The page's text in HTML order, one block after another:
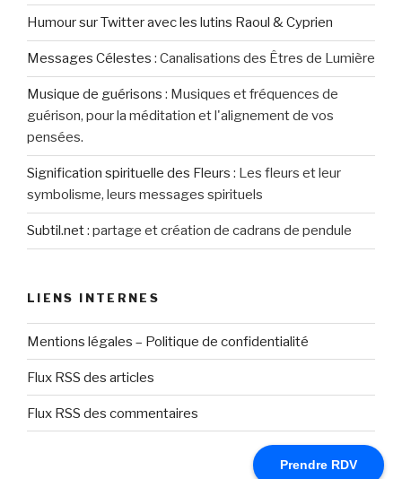
Prendre RDV
Humour sur Twitter avec les lutins Raoul & Cyprien
Messages Célestes : Canalisations des Êtres de Lumière
Musique de guérisons : Musiques et fréquences de
guérison, pour la méditation et l'alignement de vos
pensées.
Signification spirituelle des Fleurs : Les fleurs et leur
symbolisme, leurs messages spirituels
Subtil.net: partage et création de cadrans de pendule
LIENS INTERNES
Mentions légales – Politique de confidentialité
Flux RSS des articles
Flux RSS des commentaires